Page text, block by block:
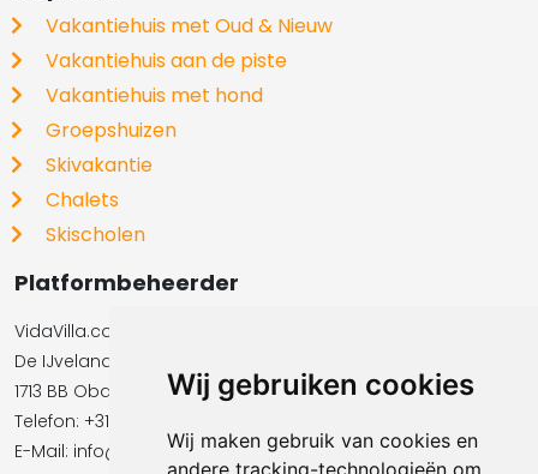
Wij gebruiken cookies
Wij maken gebruik van cookies en
andere tracking-technologieën om
Vakantiehuis met Oud & Nieuw
Vakantiehuis aan de piste
Vakantiehuis met hond
Groepshuizen
Skivakantie
Chalets
Skischolen
Platformbeheerder
VidaVilla.com BV
De IJvelandssloot 20
1713 BB Obdam
Telefon: +31854016545
E-Mail:​​​​ info@vidavilla.com